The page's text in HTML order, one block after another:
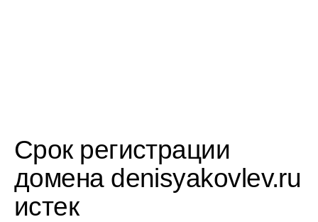
Срок регистрации
домена denisyakovlev.ru
истек